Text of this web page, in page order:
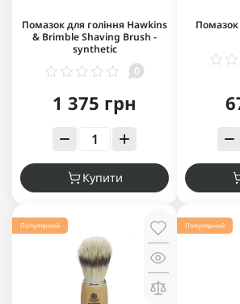
Помазок для гоління Hawkins
& Brimble Shaving Brush -
synthetic
0
1 375 грн
Купити
Помазок
Популярний Популярний